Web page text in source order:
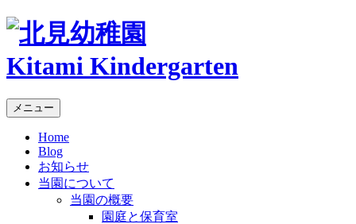
Kitami Kindergarten
メニュー
Home
Blog
お知らせ
当園について
当園の概要
園庭と保育室